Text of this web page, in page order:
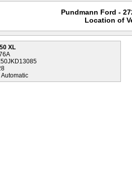
Pundmann Ford -
Location of
XL